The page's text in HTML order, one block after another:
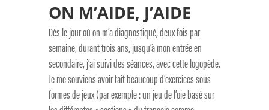
ON M’AIDE, J’AIDE
Dès le jour où on m’a diagnostiqué, deux fois par
semaine, durant trois ans, jusqu’à mon entrée en
secondaire, j’ai suivi des séances, avec cette logopède.
Je me souviens avoir fait beaucoup d’exercices sous
formes de jeux (par exemple : un jeu de l’oie basé sur